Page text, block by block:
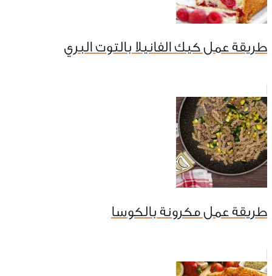
طريقة عمل كيك الفانيلا بالتوت البري
طريقة عمل مكرونة بالكوسا